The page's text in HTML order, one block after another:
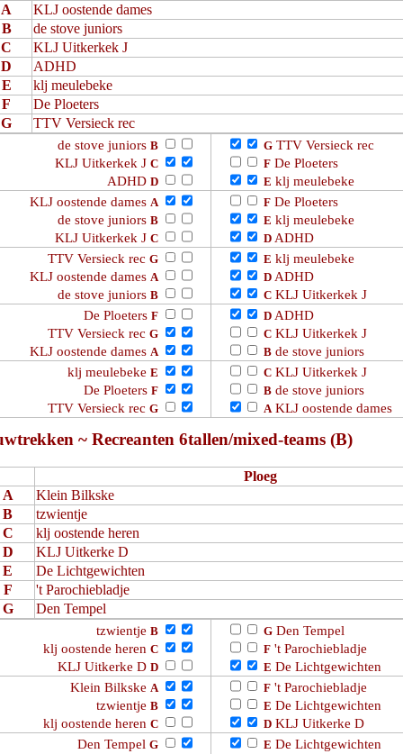
A
KLJ oostende dames
B
de stove juniors
C
KLJ Uitkerkek J
D
ADHD
E
klj meulebeke
F
De Ploeters
G
TTV Versieck rec
de stove juniors B
KLJ Uitkerkek J C
ADHD D
G TTV Versieck rec
F De Ploeters
E klj meulebeke
KLJ oostende dames A
de stove juniors B
KLJ Uitkerkek J C
F De Ploeters
E klj meulebeke
D ADHD
TTV Versieck rec G
KLJ oostende dames A
de stove juniors B
E klj meulebeke
D ADHD
C KLJ Uitkerkek J
De Ploeters F
TTV Versieck rec G
KLJ oostende dames A
D ADHD
C KLJ Uitkerkek J
B de stove juniors
klj meulebeke E
De Ploeters F
TTV Versieck rec G
C KLJ Uitkerkek J
B de stove juniors
A KLJ oostende dames
~ Recreanten 6tallen/mixed-teams (B)
Ploeg
A
Klein Bilkske
B
tzwientje
C
klj oostende heren
D
KLJ Uitkerke D
E
De Lichtgewichten
F
't Parochiebladje
G
Den Tempel
tzwientje B
klj oostende heren C
KLJ Uitkerke D D
G Den Tempel
F 't Parochiebladje
E De Lichtgewichten
Klein Bilkske A
tzwientje B
klj oostende heren C
F 't Parochiebladje
E De Lichtgewichten
D KLJ Uitkerke D
Den Tempel G E De Lichtgewichten